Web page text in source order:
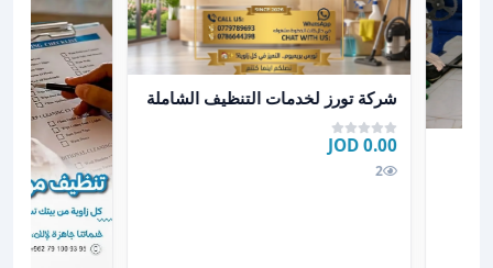
عرض تفاصيل شركة تورز لخدمات التنظيف الشاملة
شركة تورز لخدمات التنظيف الشاملة
0.00 JOD
2